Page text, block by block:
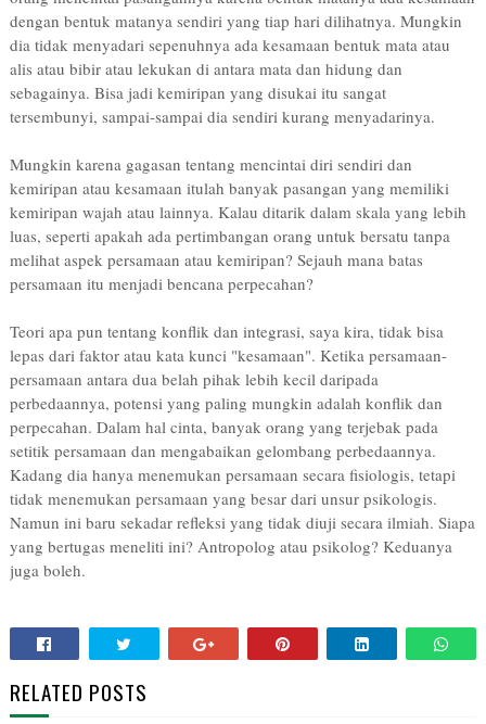
dengan bentuk matanya sendiri yang tiap hari dilihatnya. Mungkin
dia tidak menyadari sepenuhnya ada kesamaan bentuk mata atau
alis atau bibir atau lekukan di antara mata dan hidung dan
sebagainya. Bisa jadi kemiripan yang disukai itu sangat
tersembunyi, sampai-sampai dia sendiri kurang menyadarinya.
Mungkin karena gagasan tentang mencintai diri sendiri dan
kemiripan atau kesamaan itulah banyak pasangan yang memiliki
kemiripan wajah atau lainnya. Kalau ditarik dalam skala yang lebih
luas, seperti apakah ada pertimbangan orang untuk bersatu tanpa
melihat aspek persamaan atau kemiripan? Sejauh mana batas
persamaan itu menjadi bencana perpecahan?
Teori apa pun tentang konflik dan integrasi, saya kira, tidak bisa
lepas dari faktor atau kata kunci "kesamaan". Ketika persamaan-
persamaan antara dua belah pihak lebih kecil daripada
perbedaannya, potensi yang paling mungkin adalah konflik dan
perpecahan. Dalam hal cinta, banyak orang yang terjebak pada
setitik persamaan dan mengabaikan gelombang perbedaannya.
Kadang dia hanya menemukan persamaan secara fisiologis, tetapi
tidak menemukan persamaan yang besar dari unsur psikologis.
Namun ini baru sekadar refleksi yang tidak diuji secara ilmiah. Siapa
yang bertugas meneliti ini? Antropolog atau psikolog? Keduanya
juga boleh.
RELATED POSTS